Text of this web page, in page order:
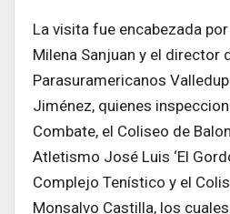
La visita fue encabezada
Milena Sanjuan y el director
Parasuramericanos
Jiménez, quienes
Combate, el Coliseo de
Atletismo José Luis ‘El
Complejo Tenístico y el
Monsalvo Castilla, los